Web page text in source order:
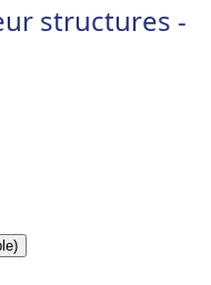
structures -